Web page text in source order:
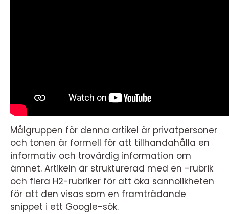
Målgruppen för denna artikel är privatpersoner
och tonen är formell för att tillhandahålla en
informativ och trovärdig information om
ämnet. Artikeln är strukturerad med en -rubrik
och flera H2-rubriker för att öka sannolikheten
för att den visas som en framträdande
snippet i ett Google-sök.